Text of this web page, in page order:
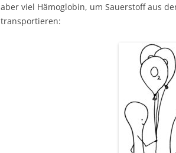
aber viel Hämoglobin, um Sauerstoff aus
transportieren: